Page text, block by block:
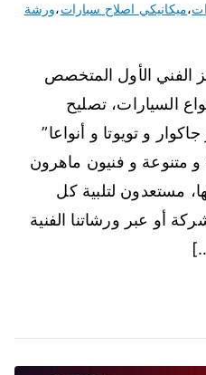
،ميكانيكي اصلاح سيارات،ورشة
الفني الأول المتخصص
السيارات، تصليح
و تويوتا و أنواعا”
متنوعة و فنيون ماهرون
مستعدون لتلبية كل
أو عبر ورشاتنا الفنية